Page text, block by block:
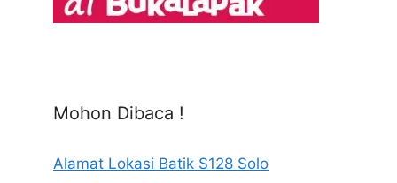
Mohon Dibaca !
Alamat Lokasi Batik S128 Solo